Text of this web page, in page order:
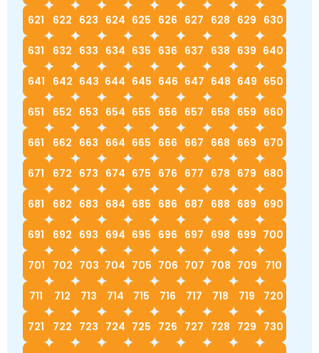
621 622 623 624 625 626 627 628 629 630
631 632 633 634 635 636 637 638 639 640
641 642 643 644 645 646 647 648 649 650
651 652 653 654 655 656 657 658 659 660
661 662 663 664 665 666 667 668 669 670
671 672 673 674 675 676 677 678 679 680
681 682 683 684 685 686 687 688 689 690
691 692 693 694 695 696 697 698 699 700
701 702 703 704 705 706 707 708 709 710
711 712 713 714 715 716 717 718 719 720
721 722 723 724 725 726 727 728 729 730